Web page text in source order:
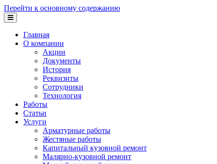
Перейти к основному содержанию
Главная
О компании
Акции
Документы
История
Реквизиты
Сотрудники
Технология
Работы
Статьи
Услуги
Арматурные работы
Жестяные работы
Капитальный кузовной ремонт
Малярно-кузовной ремонт